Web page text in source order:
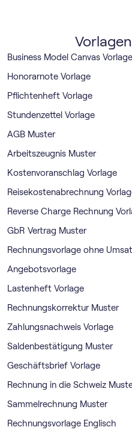
Business Model Canvas Vorlage
Honorarnote Vorlage
Pflichtenheft Vorlage
Stundenzettel Vorlage
AGB Muster
Arbeitszeugnis Muster
Kostenvoranschlag Vorlage
Reisekostenabrechnung
Reverse Charge Rechnung
GbR Vertrag Muster
Rechnungsvorlage ohne
Angebotsvorlage
Lastenheft Vorlage
Rechnungskorrektur Muster
Zahlungsnachweis Vorlage
Saldenbestätigung Muster
Geschäftsbrief Vorlage
Rechnung in die Schweiz
Sammelrechnung Muster
Rechnungsvorlage Englisch